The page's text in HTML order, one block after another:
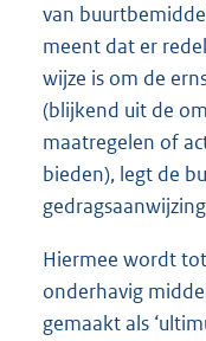
van
meent dat er
wijze is om de
(blijkend uit de
maatregelen of
bieden), legt de
Hiermee wordt
onderhavig
gemaakt als